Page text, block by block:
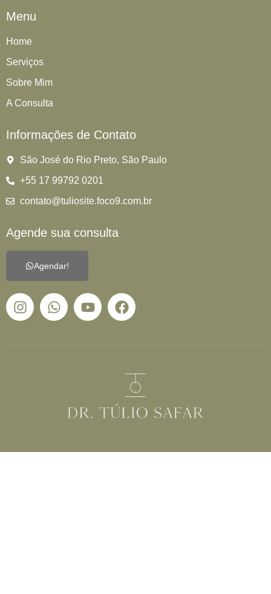
Menu
Home
Serviços
Sobre Mim
A Consulta
Informações de Contato
São José do Rio Preto, São Paulo
+55 17 99792 0201
contato@tuliosite.foco9.com.br
Agende sua consulta
Agendar!